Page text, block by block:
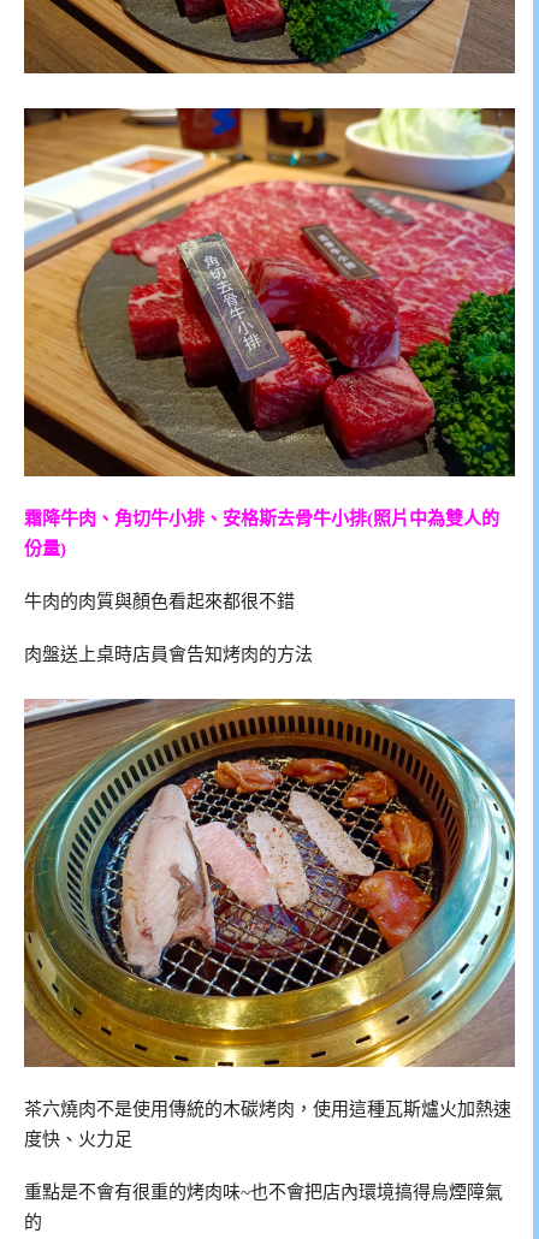
霜降牛肉、角切牛小排、安格斯去骨牛小排(照片中為雙人的
份量)
牛肉的肉質與顏色看起來都很不錯
肉盤送上桌時店員會告知烤肉的方法
茶六燒肉不是使用傳統的木碳烤肉，使用這種瓦斯爐火加熱速
度快、火力足
重點是不會有很重的烤肉味~也不會把店內環境搞得烏煙障氣
的